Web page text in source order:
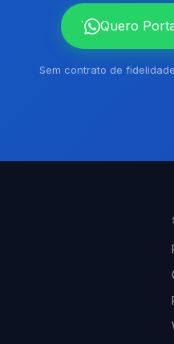
` Quero
Sem contrato de